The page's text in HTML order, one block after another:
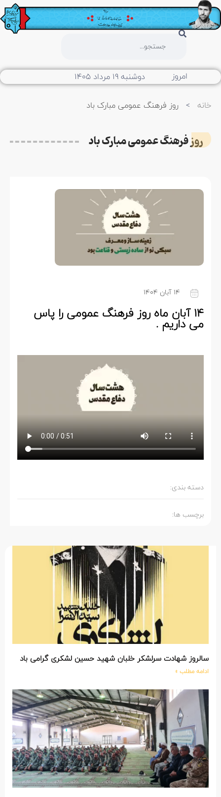
امروز دوشنبه ۱۹ مرداد ۱۴۰۵
خانه > روز فرهنگ عمومی مبارک باد
روز فرهنگ عمومی مبارک باد
۱۴ آبان ۱۴۰۴
۱۴ آبان ماه روز فرهنگ عمومی را پاس
می داریم .
دسته بندی:
برچسب ها:
سالروز شهادت سرلشکر خلبان شهید حسین لشکری گرامی باد
ادامه مطلب »